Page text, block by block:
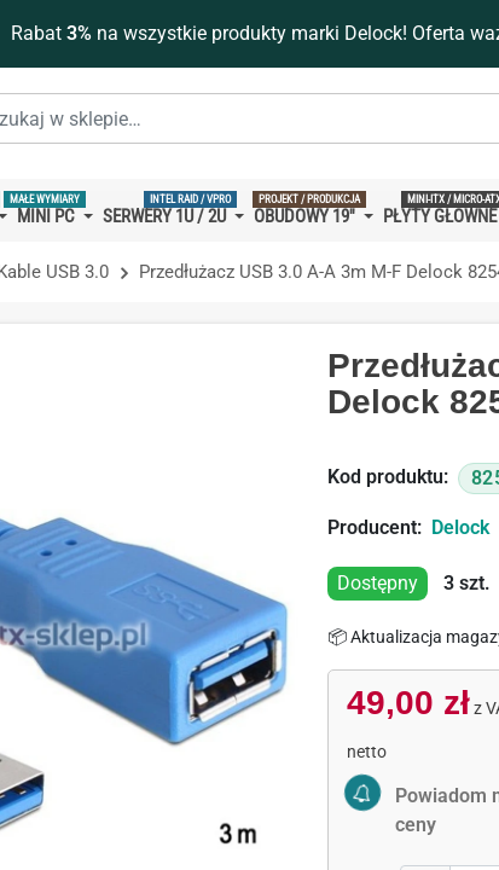
Rabat 3%na wszystkie produkty marki Delock! Oferta
MINI PC
MAŁE WYMIARY
SERWERY 1U / 2U
INTEL RAID / VPRO
OBUDOWY 19''
PROJEKT / PRODUKCJA
PŁYTY GŁÓWNE
MINI-ITX / MICRO-
USB 3.0 Przedłużacz USB 3.0 A-A 3m M-F Delock
Delock
Kod produktu:
Producent: Delock
Dostępny 3 szt.
📦 Aktualizacja
49,00 zł z
netto
Activate
Powiadom
ceny